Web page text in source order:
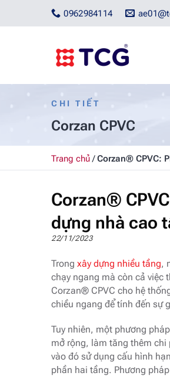
0962984114
CHI TIẾT
Corzan CPVC
Trang chủ/Corzan® CPVC:
Corzan®
dựng nhà cao
22/11/2023
Trong xây dựng nhiều tầng,
chạy ngang mà còn cả việc
Corzan® CPVC cho hệ
chiều ngang để tính đến sự
Tuy nhiên, một phương
mở rộng, làm tăng thêm
vào đó sử dụng cấu hình
phần hai tầng. Phương